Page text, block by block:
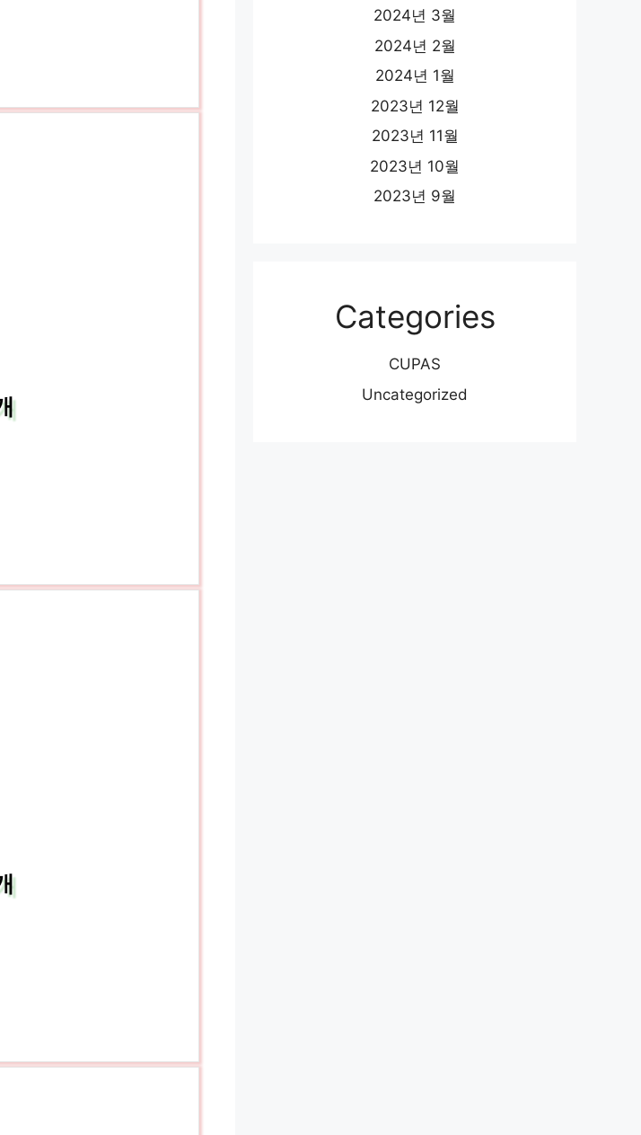
2024년 3월
2024년 2월
2024년 1월
2023년 12월
2023년 11월
2023년 10월
2023년 9월
Categories
CUPAS
Uncategorized